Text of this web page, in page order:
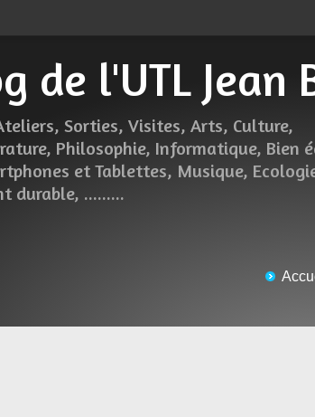
de l'UTL Jean
Sorties, Visites, Arts, Culture,
Philosophie, Informatique, Bien
et Tablettes, Musique,
durable, .........